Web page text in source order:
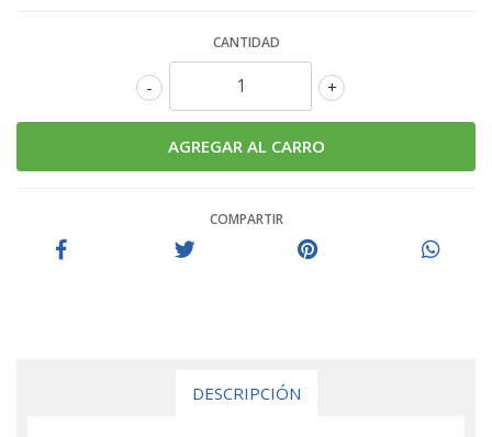
CANTIDAD
+
-
COMPARTIR
DESCRIPCIÓN